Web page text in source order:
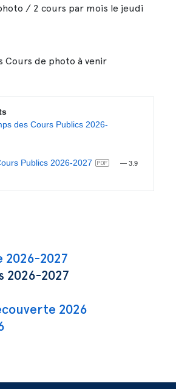
principale
2026-2027
2026-2027
2026
/ 2 cours par mois le jeudi
Cours de photo à venir
des Cours Publics 2026-
Publics 2026-2027
— 3.9